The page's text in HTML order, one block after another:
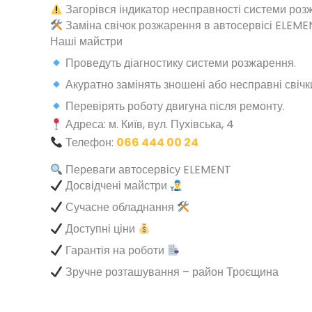
Загорівся індикатор несправності системи
Заміна свічок розжарення в автосервісі
Наші майстри
Проведуть діагностику системи розжарення.
Акуратно замінять зношені або несправні
Перевірять роботу двигуна після ремонту.
Адреса: м. Київ, вул. Пухівська, 4
Телефон: 066 444 00 24
Переваги автосервісу ELEMENT
Досвідчені майстри
Сучасне обладнання
Доступні ціни
Гарантія на роботи
Зручне розташування – район Троєщина